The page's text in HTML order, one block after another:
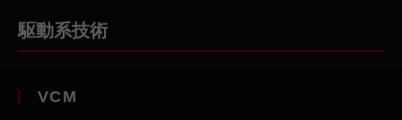
駆動系技術
VCM